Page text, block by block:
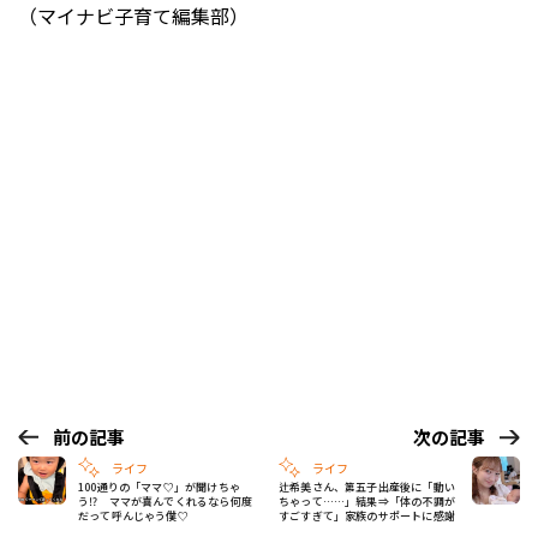
（マイナビ子育て編集部）
前の記事
ライフ
100通りの「ママ♡」が聞けちゃ
う⁉ ママが喜んでくれるなら何度
だって呼んじゃう僕♡
次の記事
ライフ
辻希美さん、第五子出産後に「動い
ちゃって……」結果⇒「体の不調が
すごすぎて」家族のサポートに感謝